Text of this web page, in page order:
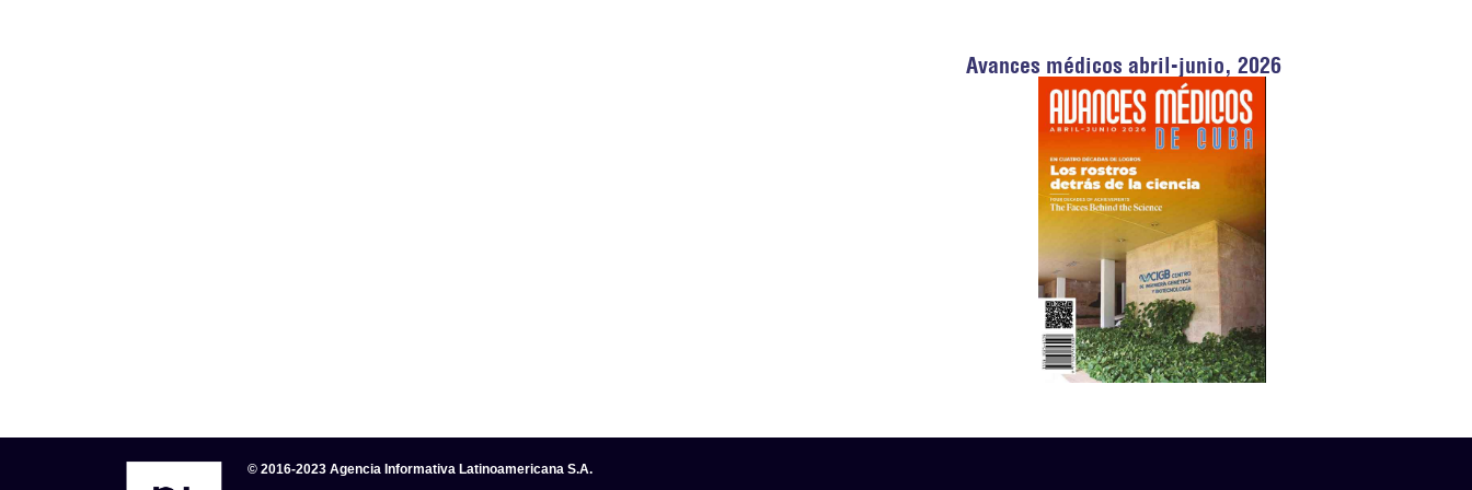
Avances médicos abril-junio, 2026
© 2016-2023 Agencia Informativa Latinoamericana S.A.